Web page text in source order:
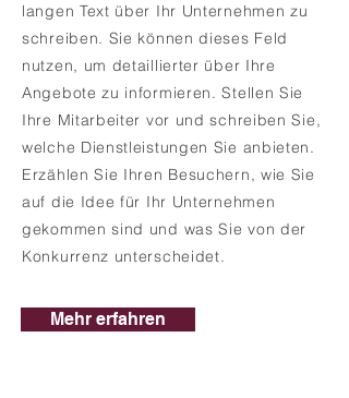
langen Text über Ihr Unternehmen zu
schreiben. Sie können dieses Feld
nutzen, um detaillierter über Ihre
Angebote zu informieren. Stellen Sie
Ihre Mitarbeiter vor und schreiben Sie,
welche Dienstleistungen Sie anbieten.
Erzählen Sie Ihren Besuchern, wie Sie
auf die Idee für Ihr Unternehmen
gekommen sind und was Sie von der
Konkurrenz unterscheidet.
Mehr erfahren